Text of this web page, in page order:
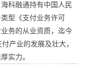
科融通持有中国人民
型《支付业务许可
务的从业资质，迄今
产业的发展及壮大，
实力。